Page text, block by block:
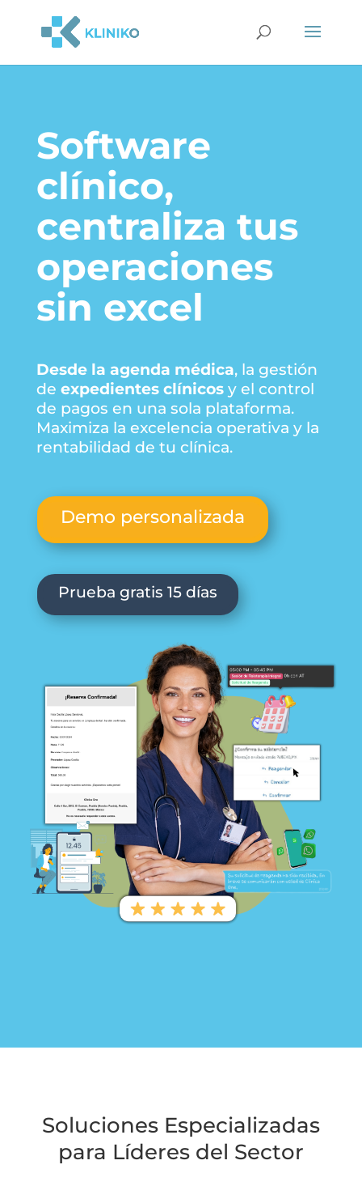
Software
clínico,
centraliza tus
operaciones
sin excel
Desde la agenda médica, la gestión
de expedientes clínicosy el control
de pagos en una sola plataforma.
Maximiza la excelencia operativa y la
rentabilidad de tu clínica.
Demo personalizada
Prueba gratis 15 días
Soluciones Especializadas
para Líderes del Sector